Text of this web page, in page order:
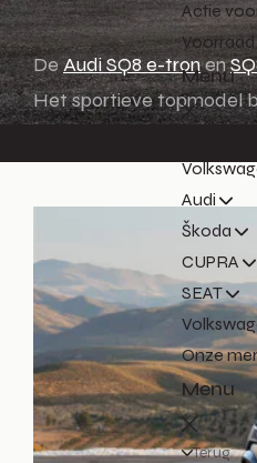
Actie
Menu
Audi
Škoda
CUPRA
SEAT
Onze
Menu
Terug
DeAudi SQ8 e-tronen
Het sportieve topmodel